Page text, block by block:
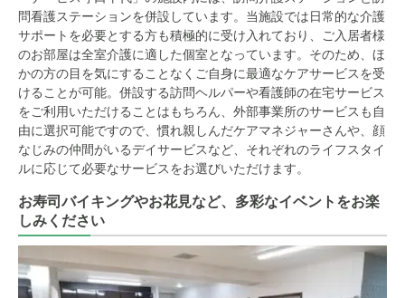
問看護ステーションを併設しています。当施設では日常的な介護
サポートを必要とする方も積極的に受け入れており、ご入居者様
のお部屋は全室介護に適した個室となっています。そのため、ほ
かの方の目を気にすることなくご自身に最適なケアサービスを受
けることが可能。併設する訪問ヘルパーや看護師の在宅サービス
をご利用いただけることはもちろん、外部事業所のサービスも自
由に選択可能ですので、慣れ親しんだケアマネジャーさんや、顔
なじみの仲間がいるデイサービスなど、それぞれのライフスタイ
ルに応じて必要なサービスをお選びいただけます。
お寿司バイキングやお花見など、多彩なイベントをお楽
しみください